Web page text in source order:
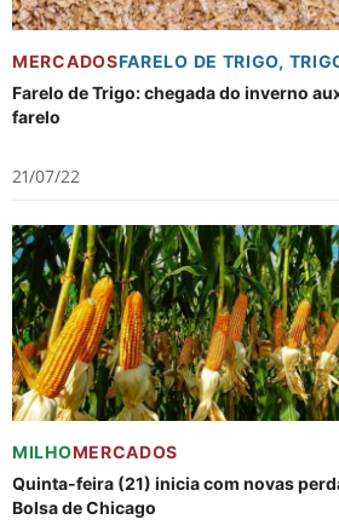
MERCADOSFARELO DE TRIGO,
Farelo de Trigo: chegada do inverno
farelo
21/07/22
MILHOMERCADOS
Quinta-feira (21) inicia com novas
Bolsa de Chicago